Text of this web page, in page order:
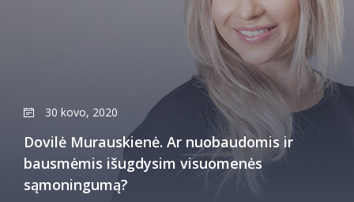
30 kovo, 2020
Dovilė Murauskienė. Ar nuobaudomis ir
bausmėmis išugdysim visuomenės
sąmoningumą?